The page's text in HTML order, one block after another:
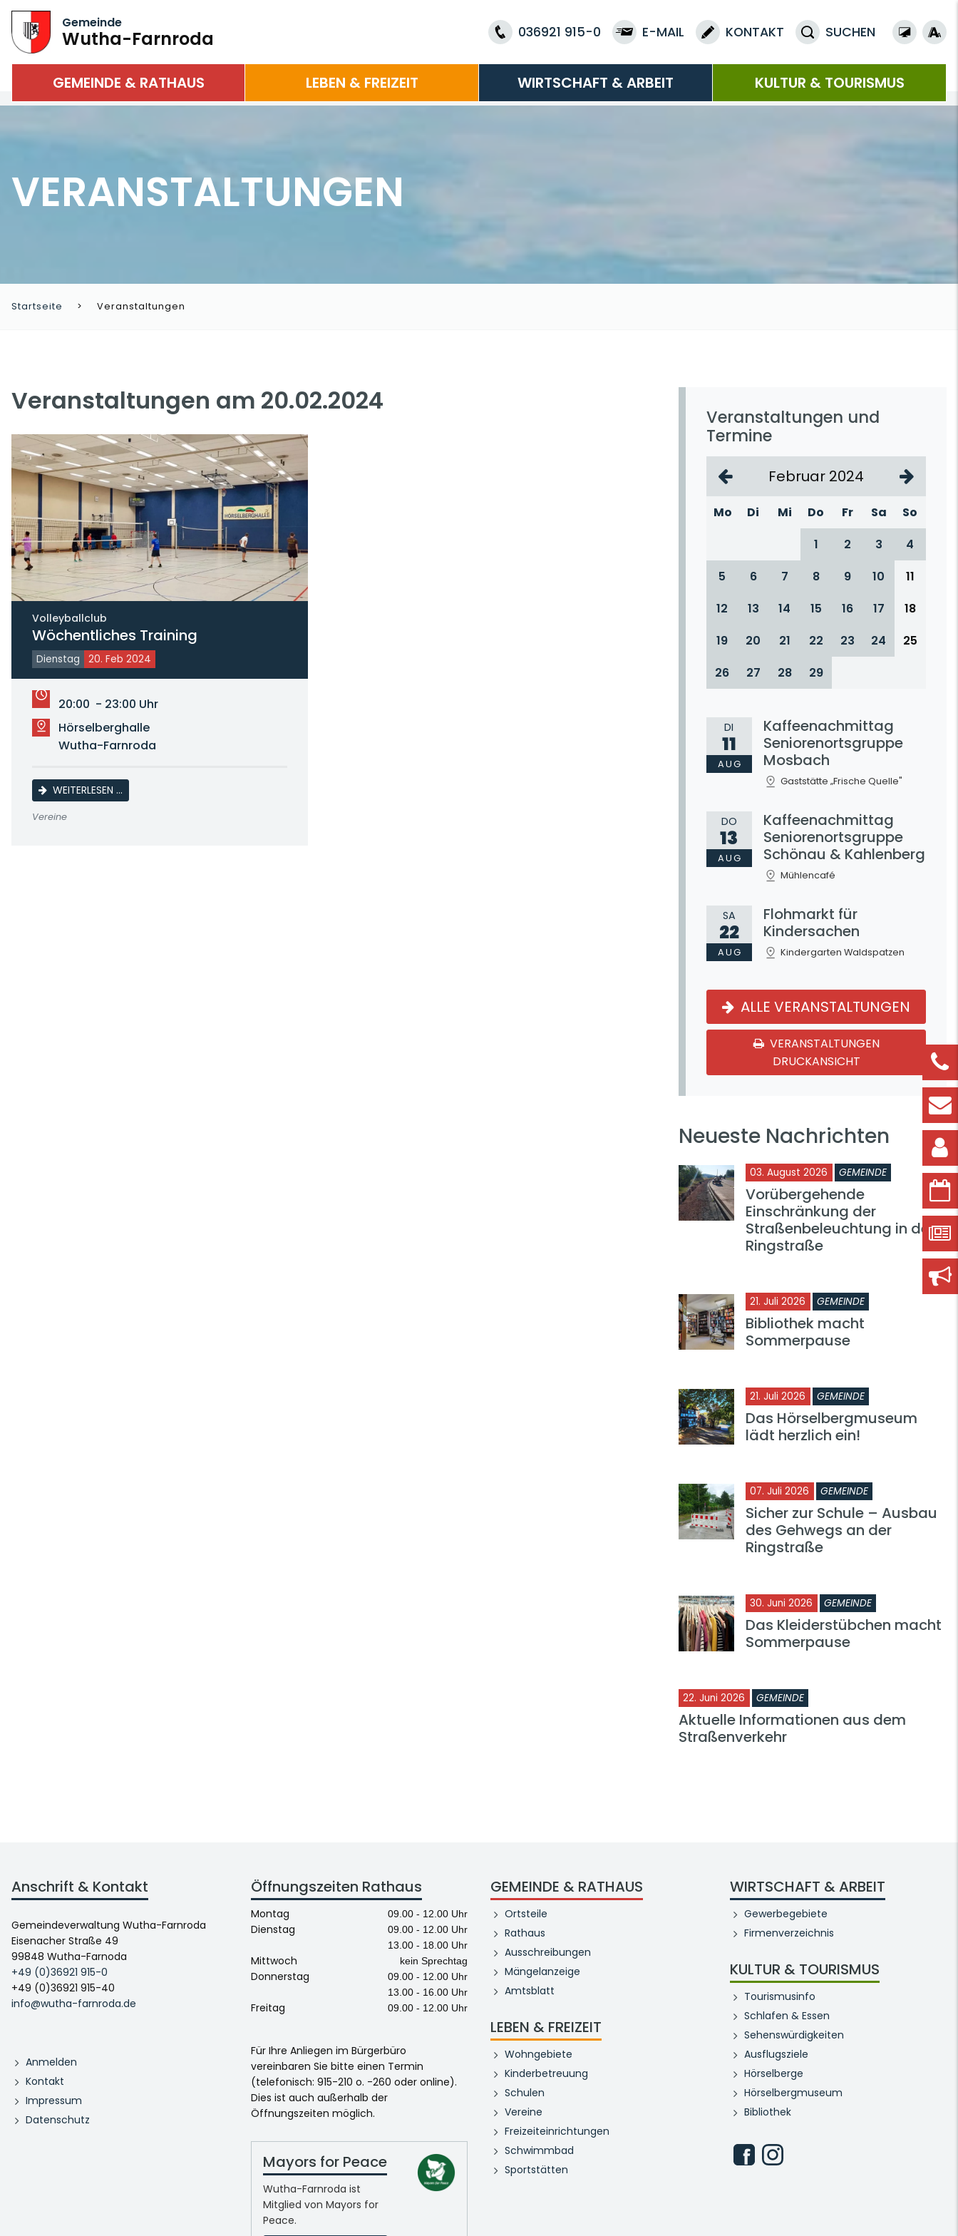
Gemeinde
Wutha-Farnroda 036921 915-0 E-MAIL KONTAKT SUCHEN
GEMEINDE & RATHAUS LEBEN & FREIZEIT WIRTSCHAFT & ARBEIT KULTUR & TOURISMUS
VERANSTALTUNGEN
Startseite Veranstaltungen
Veranstaltungen am 20.02.2024
Volleyballclub
Wöchentliches Training
Dienstag 20. Feb 2024
20:00 - 23:00 Uhr
Hörselberghalle
Wutha-Farnroda
WEITERLESEN …WÖCHENTLICHES TRAINING
Vereine
Veranstaltungen und
Termine
Februar 2024
Mo Di Mi Do Fr Sa
So
1
2 3
4
5
6 7 8 9 10
11
12
13 14 15 16 17
18
19
20 21 22 23 24
25
26
27 28 29
DI
11
AUG
Kaffeenachmittag
Seniorenortsgruppe
Mosbach
Gaststätte „Frische Quelle"
DO
13
AUG
Kaffeenachmittag
Seniorenortsgruppe
Schönau & Kahlenberg
Mühlencafé
SA
22
AUG
Flohmarkt für
Kindersachen
Kindergarten Waldspatzen
ALLE VERANSTALTUNGEN
VERANSTALTUNGEN
DRUCKANSICHT
Neueste Nachrichten
03. August 2026 GEMEINDE
Vorübergehende
Einschränkung der
Straßenbeleuchtung in der
Ringstraße
21. Juli 2026 GEMEINDE
Bibliothek macht
Sommerpause
21. Juli 2026 GEMEINDE
Das Hörselbergmuseum
lädt herzlich ein!
07. Juli 2026 GEMEINDE
Sicher zur Schule – Ausbau
des Gehwegs an der
Ringstraße
30. Juni 2026 GEMEINDE
Das Kleiderstübchen macht
Sommerpause
22. Juni 2026 GEMEINDE
Aktuelle Informationen aus dem
Straßenverkehr
Anschrift & Kontakt
Gemeindeverwaltung Wutha-Farnroda
Eisenacher Straße 49
99848 Wutha-Farnoda
+49 (0)36921 915-0
+49 (0)36921 915-40
info@wutha-farnroda.de
Anmelden
Kontakt
Impressum
Datenschutz
Öffnungszeiten Rathaus
Montag 09.00 - 12.00 Uhr
Dienstag
09.00 - 12.00 Uhr
13.00 - 18.00 Uhr
Mittwoch kein Sprechtag
Donnerstag
09.00 - 12.00 Uhr
13.00 - 16.00 Uhr
Freitag 09.00 - 12.00 Uhr
Für Ihre Anliegen im Bürgerbüro
vereinbaren Sie bitte einen Termin
(telefonisch: 915-210 o. -260 oder online).
Dies ist auch außerhalb der
Öffnungszeiten möglich.
Mayors for Peace
Wutha-Farnroda ist
Mitglied von Mayors for
Peace.
GEMEINDE & RATHAUS
Ortsteile
Rathaus
Ausschreibungen
Mängelanzeige
Amtsblatt
LEBEN & FREIZEIT
Wohngebiete
Kinderbetreuung
Schulen
Vereine
Freizeiteinrichtungen
Schwimmbad
Sportstätten
WIRTSCHAFT & ARBEIT
Gewerbegebiete
Firmenverzeichnis
KULTUR & TOURISMUS
Tourismusinfo
Schlafen & Essen
Sehenswürdigkeiten
Ausflugsziele
Hörselberge
Hörselbergmuseum
Bibliothek